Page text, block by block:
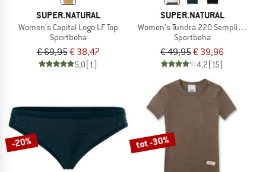
SUPER.NATURAL
Women's Capital Logo LF Top
Sportbeha
€ 69,95€ 38,47
5,0(1)
SUPER.NATURAL
Women's Tundra 220 Semplice Bra
Sportbeha
€ 49,95€ 39,96
4,2(15)
-20% tot -30%